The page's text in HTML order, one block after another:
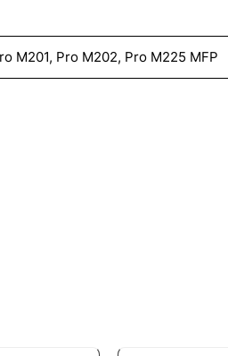
M201, Pro M202, Pro M225 MFP